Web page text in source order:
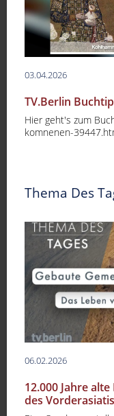
03.04.2026
TV.Berlin
Hier geht's zum
komnenen-
Thema Des
06.02.2026
12.000 Jahre
des